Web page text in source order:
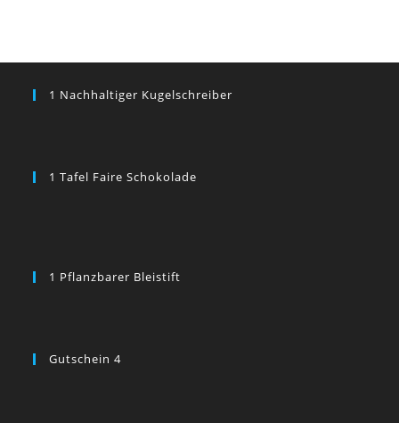
1 Nachhaltiger Kugelschreiber
1 Tafel Faire Schokolade
1 Pflanzbarer Bleistift
Gutschein 4